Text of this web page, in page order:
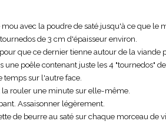
avec la poudre de saté jusqu'à ce que le
de 3 cm d'épaisseur environ.
que ce dernier tienne autour de la viande
poêle contenant juste les 4 "tournedos"
temps sur l'autre face.
la rouler une minute sur elle-même.
Assaisonner légèrement.
de beurre au saté sur chaque morceau de